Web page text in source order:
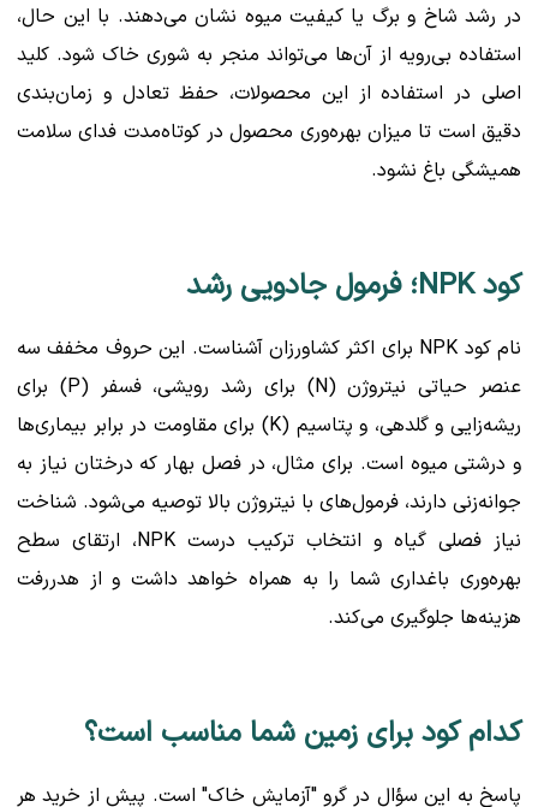
در رشد شاخ و برگ یا کیفیت میوه نشان می‌دهند. با این حال،
استفاده بی‌رویه از آن‌ها می‌تواند منجر به شوری خاک شود. کلید
اصلی در استفاده از این محصولات، حفظ تعادل و زمان‌بندی
دقیق است تا میزان بهره‌وری محصول در کوتاه‌مدت فدای سلامت
همیشگی باغ نشود.
کودNPK؛ فرمول جادویی رشد
نام کود NPK برای اکثر کشاورزان آشناست. این حروف مخفف سه
عنصر حیاتی نیتروژن (N) برای رشد رویشی، فسفر (P) برای
ریشه‌زایی و گلدهی، و پتاسیم (K) برای مقاومت در برابر بیماری‌ها
و درشتی میوه است. برای مثال، در فصل بهار که درختان نیاز به
جوانه‌زنی دارند، فرمول‌های با نیتروژن بالا توصیه می‌شود. شناخت
نیاز فصلی گیاه و انتخاب ترکیب درست NPK، ارتقای سطح
بهره‌وری باغداری شما را به همراه خواهد داشت و از هدررفت
هزینه‌ها جلوگیری می‌کند.
کدام کود برای زمین شما مناسب است؟
پاسخ به این سؤال در گرو "آزمایش خاک" است. پیش از خرید هر